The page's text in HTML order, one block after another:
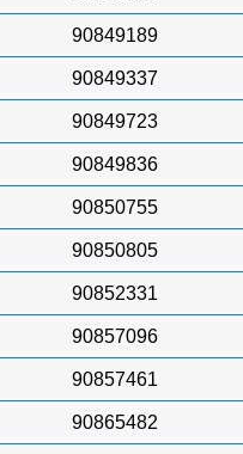
90849189
90849337
90849723
90849836
90850755
90850805
90852331
90857096
90857461
90865482